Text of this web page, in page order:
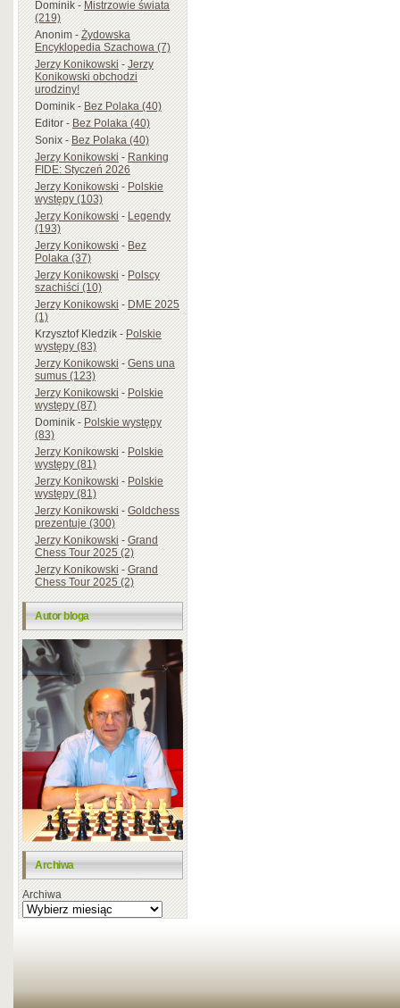
Dominik-Mistrzowie świata
(219)
Anonim-Żydowska
Encyklopedia Szachowa (7)
Jerzy Konikowski-Jerzy
Konikowski obchodzi
urodziny!
Dominik-Bez Polaka (40)
Editor-Bez Polaka (40)
Sonix-Bez Polaka (40)
Jerzy Konikowski-Ranking
FIDE: Styczeń 2026
Jerzy Konikowski-Polskie
występy (103)
Jerzy Konikowski-Legendy
(193)
Jerzy Konikowski-Bez
Polaka (37)
Jerzy Konikowski-Polscy
szachiści (10)
Jerzy Konikowski-DME 2025
(1)
Krzysztof Kledzik-Polskie
występy (83)
Jerzy Konikowski-Gens una
sumus (123)
Jerzy Konikowski-Polskie
występy (87)
Dominik-Polskie występy
(83)
Jerzy Konikowski-Polskie
występy (81)
Jerzy Konikowski-Polskie
występy (81)
Jerzy Konikowski-Goldchess
prezentuje (300)
Jerzy Konikowski-Grand
Chess Tour 2025 (2)
Jerzy Konikowski-Grand
Chess Tour 2025 (2)
Autor bloga
Archiwa
Archiwa